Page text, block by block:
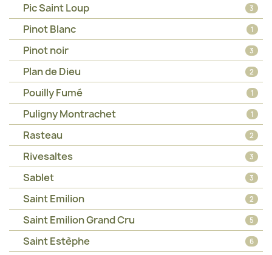
Pic Saint Loup 3
Pinot Blanc 1
Pinot noir 3
Plan de Dieu 2
Pouilly Fumé 1
Puligny Montrachet 1
Rasteau 2
Rivesaltes 3
Sablet 3
Saint Emilion 2
Saint Emilion Grand Cru 5
Saint Estèphe 6